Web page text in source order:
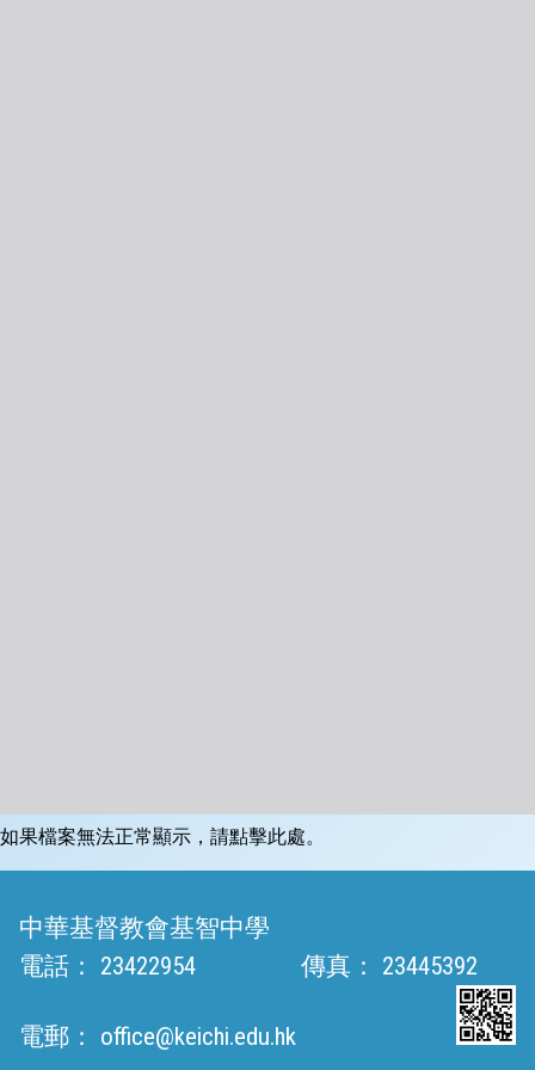
如果檔案無法正常顯示，請點擊此處。
中華基督教會基智中學
電話：
23422954 傳真： 23445392
電郵： office@keichi.edu.hk